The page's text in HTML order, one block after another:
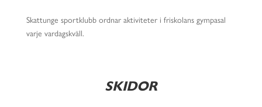
Skattunge sportklubb ordnar aktiviteter i friskolans gympasal
varje vardagskväll.
SKIDOR